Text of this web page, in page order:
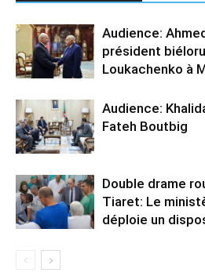
Audience:
président
Loukachenko à
Audience:
Fateh Boutbig
Double drame
Tiaret: Le
déploie un